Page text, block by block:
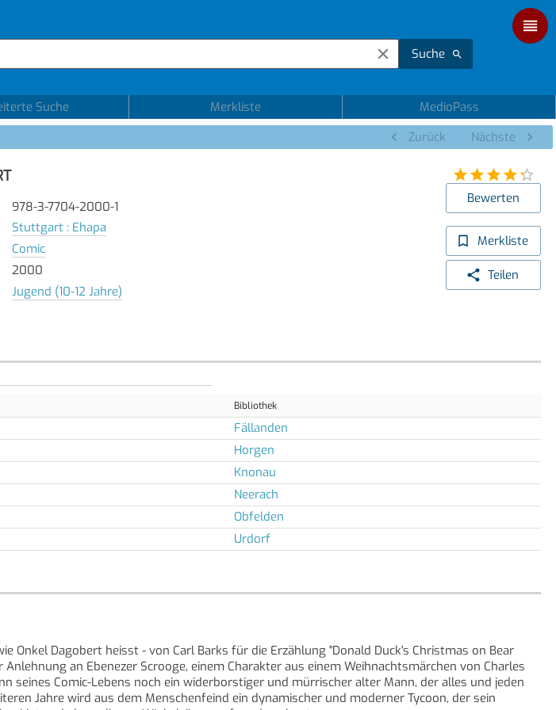
Suche
Suche Merkliste
MedioPass
Zurück Nächste
978-3-7704-2000-1
Stuttgart : Ehapa
Comic
2000
Jugend (10-12 Jahre)
Bewerten
Merkliste
Teilen
Bibliothek
Fällanden
Horgen
Knonau
Neerach
Obfelden
Urdorf
Onkel Dagobert heisst - von Carl Barks für die Erzählung "Donald Duck's Christmas on Bear
an Ebenezer Scrooge, einem Charakter aus einem Weihnachtsmärchen von Charles
seines Comic-Lebens noch ein widerborstiger und mürrischer alter Mann, der alles und jeden
Jahre wird aus dem Menschenfeind ein dynamischer und moderner Tycoon, der sein